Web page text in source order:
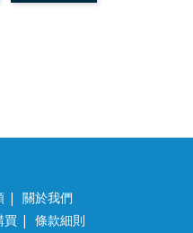
| 關於我們
買 | 條款細則